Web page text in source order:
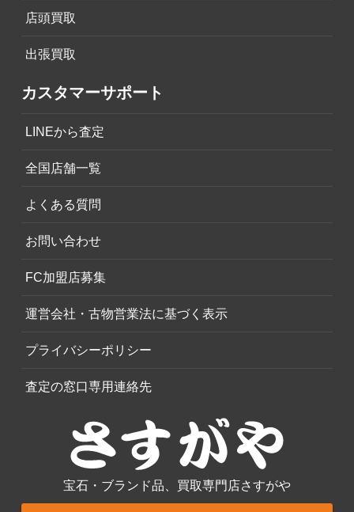
店頭買取
出張買取
カスタマーサポート
LINEから査定
全国店舗一覧
よくある質問
お問い合わせ
FC加盟店募集
運営会社・古物営業法に基づく表示
プライバシーポリシー
査定の窓口専用連絡先
宝石・ブランド品、買取専門店さすがや